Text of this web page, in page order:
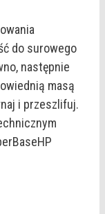
do surowego
następnie
masą
i przeszlifuj.